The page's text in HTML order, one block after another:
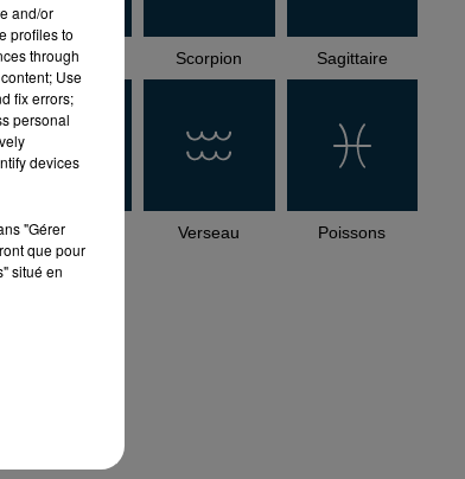
Balance Scorpion Sagittaire
Capricorne Verseau Poissons
and/or
profiles to
through
Use
fix errors;
personal
devices
"Gérer
que pour
situé en